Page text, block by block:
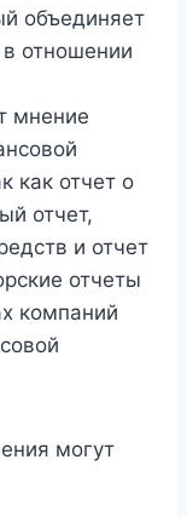
объединяет
отношении
мнение
как отчет о
отчет,
и отчет
отчеты
компаний
могут